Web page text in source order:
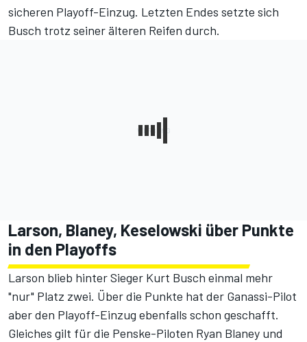
sicheren Playoff-Einzug. Letzten Endes setzte sich
Busch trotz seiner älteren Reifen durch.
Larson, Blaney, Keselowski über Punkte
in den Playoffs
Larson blieb hinter Sieger Kurt Busch einmal mehr
"nur" Platz zwei. Über die Punkte hat der Ganassi-Pilot
aber den Playoff-Einzug ebenfalls schon geschafft.
Gleiches gilt für die Penske-Piloten Ryan Blaney und